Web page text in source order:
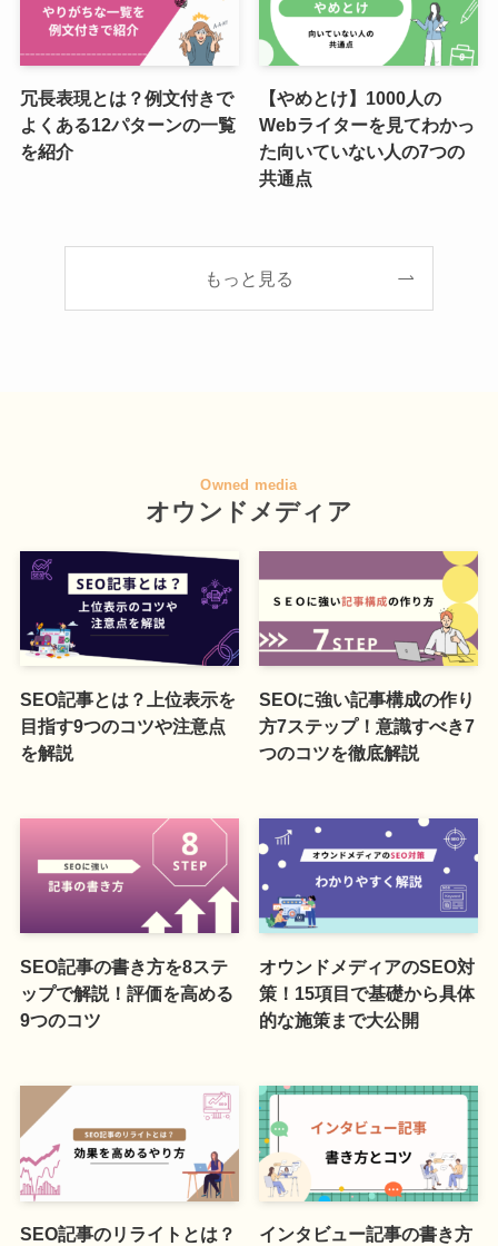
冗長表現とは？例文付きで
よくある12パターンの一覧
を紹介
【やめとけ】1000人の
Webライターを見てわかっ
た向いていない人の7つの
共通点
もっと見る
Owned media
オウンドメディア
SEO記事とは？上位表示を
目指す9つのコツや注意点
を解説
SEOに強い記事構成の作り
方7ステップ！意識すべき7
つのコツを徹底解説
SEO記事の書き方を8ステ
ップで解説！評価を高める
9つのコツ
オウンドメディアのSEO対
策！15項目で基礎から具体
的な施策まで大公開
SEO記事のリライトとは？
インタビュー記事の書き方